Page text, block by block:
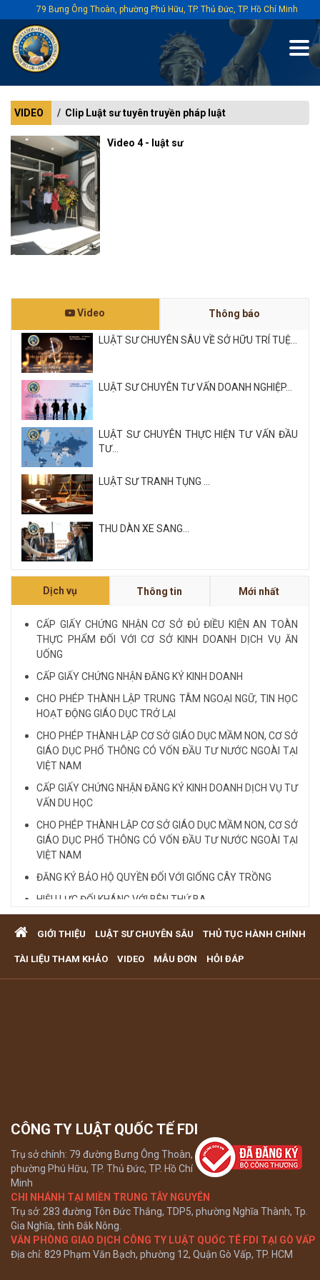
79 Bưng Ông Thoàn, phường Phú Hữu, TP. Thủ Đức, TP. Hồ Chí Minh
VIDEO Clip Luật sư tuyên truyền pháp luật
Video 4 - luật sư
Video Thông báo
LUẬT SƯ CHUYÊN SÂU VỀ SỞ HỮU TRÍ TUỆ...
LUẬT SƯ CHUYÊN TƯ VẤN DOANH NGHIỆP...
LUẬT SƯ CHUYÊN THỰC HIỆN TƯ VẤN ĐẦU
TƯ...
LUẬT SƯ TRANH TỤNG ...
THU DÀN XE SANG...
NỘI QUY VÀ QUY CHẾ CÔNG TY LUẬT QUỐC
LUẬT SƯ CHUYÊN VỀ HÌNH SỰ...
Xem tất cả
Dịch vụ Thông tin Mới nhất
CẤP GIẤY CHỨNG NHẬN CƠ SỞ ĐỦ ĐIỀU KIỆN AN TOÀN
THỰC PHẨM ĐỐI VỚI CƠ SỞ KINH DOANH DỊCH VỤ ĂN
UỐNG
CẤP GIẤY CHỨNG NHẬN ĐĂNG KÝ KINH DOANH
CHO PHÉP THÀNH LẬP TRUNG TÂM NGOẠI NGỮ, TIN HỌC
HOẠT ĐỘNG GIÁO DỤC TRỞ LẠI
CHO PHÉP THÀNH LẬP CƠ SỞ GIÁO DỤC MẦM NON, CƠ SỞ
GIÁO DỤC PHỔ THÔNG CÓ VỐN ĐẦU TƯ NƯỚC NGOÀI TẠI
VIỆT NAM
CẤP GIẤY CHỨNG NHẬN ĐĂNG KÝ KINH DOANH DỊCH VỤ TƯ
VẤN DU HỌC
CHO PHÉP THÀNH LẬP CƠ SỞ GIÁO DỤC MẦM NON, CƠ SỞ
GIÁO DỤC PHỔ THÔNG CÓ VỐN ĐẦU TƯ NƯỚC NGOÀI TẠI
VIỆT NAM
ĐĂNG KÝ BẢO HỘ QUYỀN ĐỐI VỚI GIỐNG CÂY TRỒNG
HIỆU LỰC ĐỐI KHÁNG VỚI BÊN THỨ BA
với đất
VĂN PHÒNG LUẬT SƯ TƯ VẤN MIỄN PHÍ QUA ĐIỆN THOẠI
GIỚI THIỆU LUẬT SƯ CHUYÊN SÂU THỦ TỤC HÀNH CHÍNH
TÀI LIỆU THAM KHẢO VIDEO MẪU ĐƠN HỎI ĐÁP
CÔNG TY LUẬT QUỐC TẾ FDI
Trụ sở chính: 79 đường Bưng Ông Thoàn,
phường Phú Hữu, TP. Thủ Đức, TP. Hồ Chí
Minh
CHI NHÁNH TẠI MIỀN TRUNG TÂY NGUYÊN
Trụ sở: 283 đường Tôn Đức Thắng, TDP5, phường Nghĩa Thành, Tp.
Gia Nghĩa, tỉnh Đắk Nông.
VĂN PHÒNG GIAO DỊCH CÔNG TY LUẬT QUỐC TÊ FDI TẠI GÒ VẤP
Địa chỉ: 829 Phạm Văn Bạch, phường 12, Quận Gò Vấp, TP. HCM